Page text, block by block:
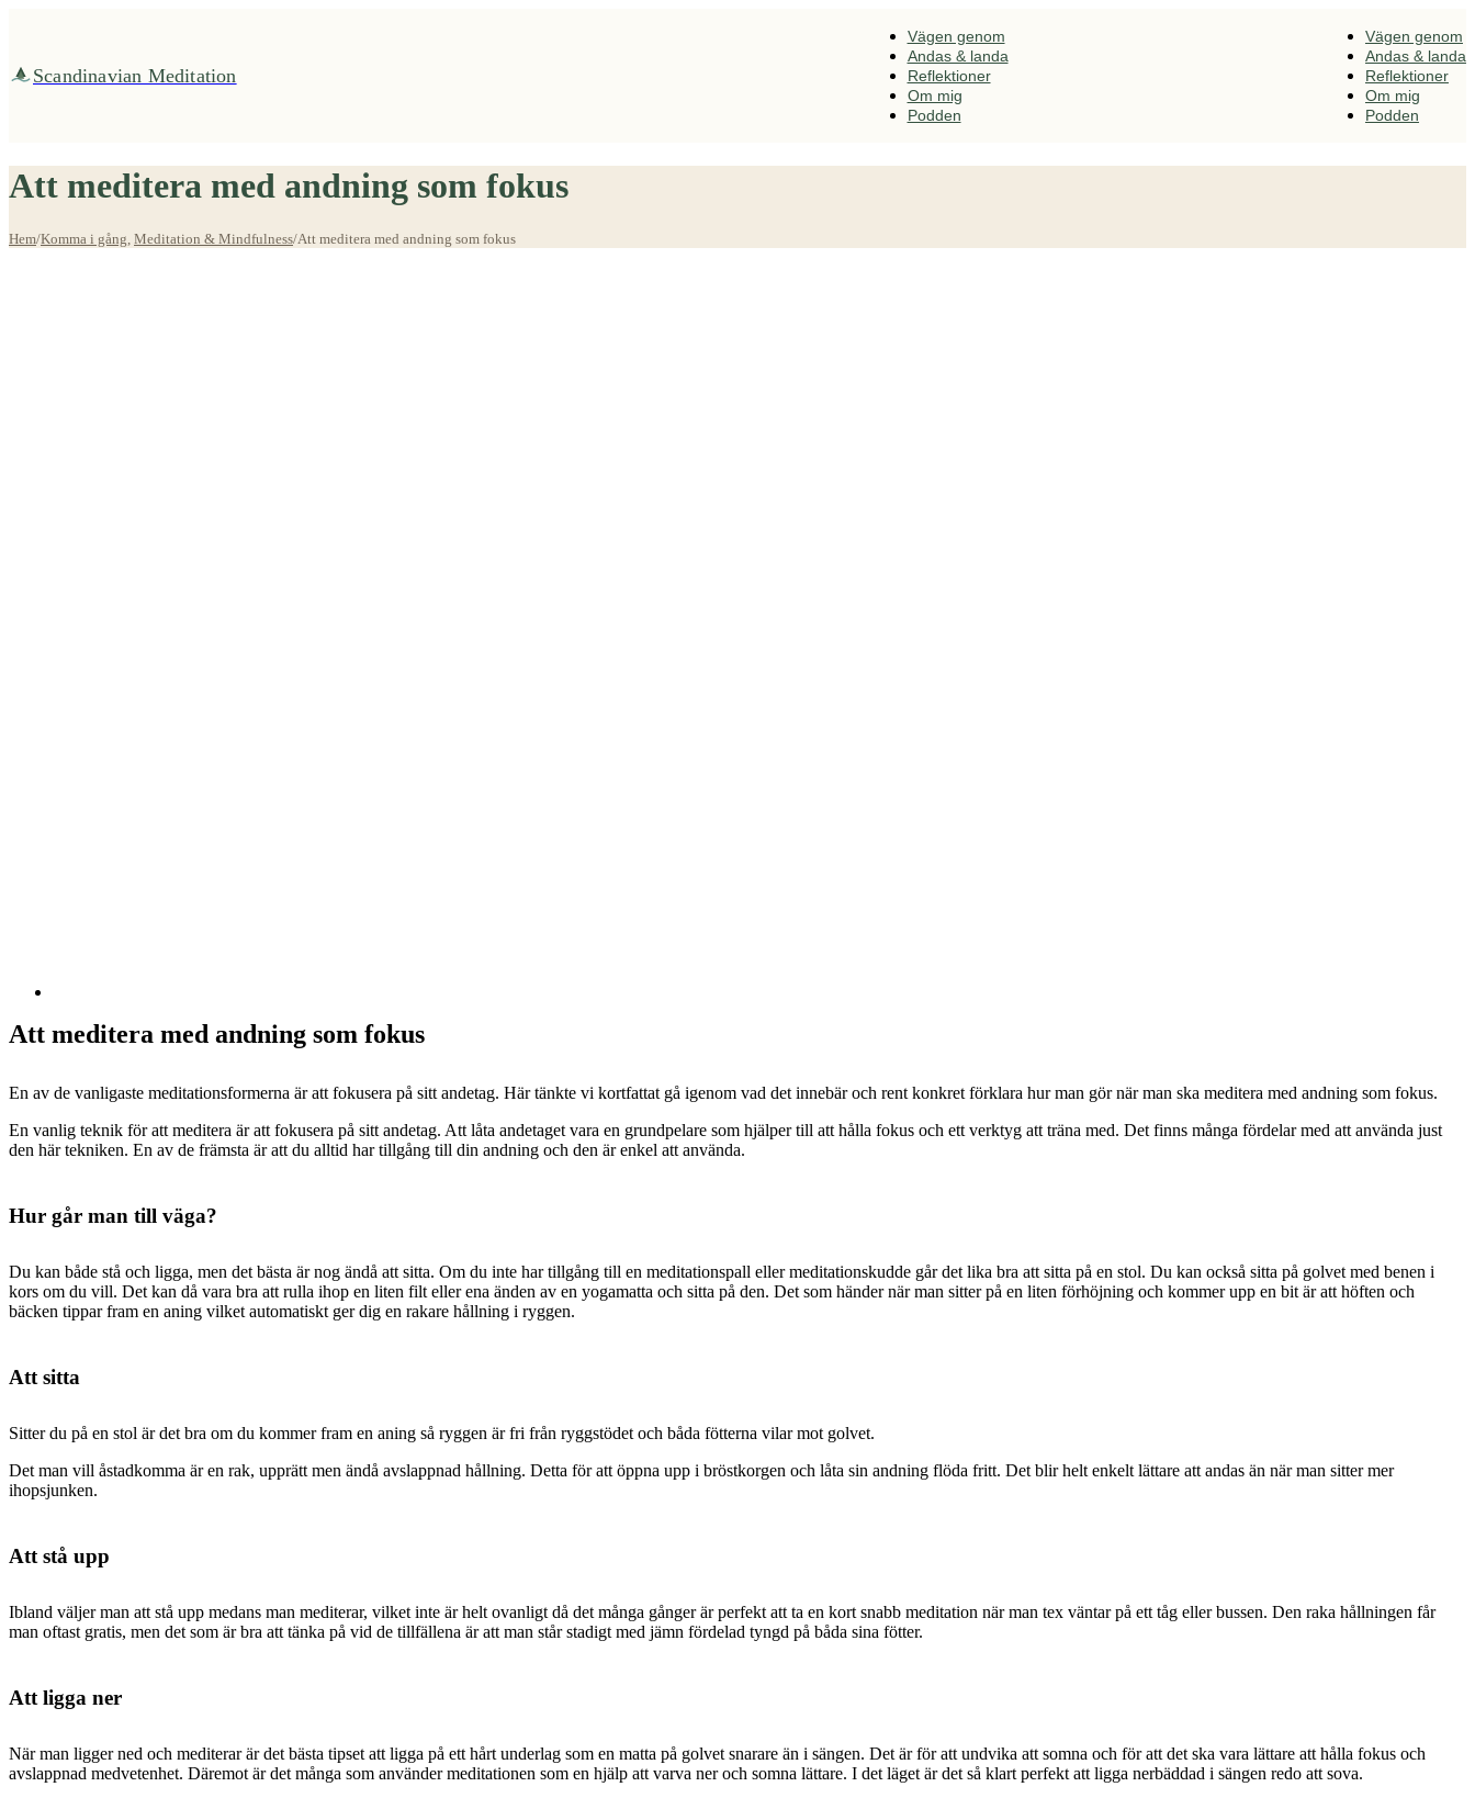
Scandinavian Meditation
Vägen genom
Andas & landa
Reflektioner
Om mig
Podden
Vägen genom
Andas & landa
Reflektioner
Om mig
Podden
Att meditera med andning som fokus
Hem/Komma i gång Meditation & Mindfulness/Att meditera med andning som fokus
Att meditera med andning som fokus
En av de vanligaste meditationsformerna är att fokusera på sitt andetag. Här tänkte vi kortfattat gå igenom vad det innebär och rent konkret förklara hur man gör när man ska meditera med andning som fokus.
En vanlig teknik för att meditera är att fokusera på sitt andetag. Att låta andetaget vara en grundpelare som hjälper till att hålla fokus och ett verktyg att träna med. Det finns många fördelar med att använda just
den här tekniken. En av de främsta är att du alltid har tillgång till din andning och den är enkel att använda.
Hur går man till väga?
Du kan både stå och ligga, men det bästa är nog ändå att sitta. Om du inte har tillgång till en meditationspall eller meditationskudde går det lika bra att sitta på en stol. Du kan också sitta på golvet med benen i
kors om du vill. Det kan då vara bra att rulla ihop en liten filt eller ena änden av en yogamatta och sitta på den. Det som händer när man sitter på en liten förhöjning och kommer upp en bit är att höften och
bäcken tippar fram en aning vilket automatiskt ger dig en rakare hållning i ryggen.
Att sitta
Sitter du på en stol är det bra om du kommer fram en aning så ryggen är fri från ryggstödet och båda fötterna vilar mot golvet.
Det man vill åstadkomma är en rak, upprätt men ändå avslappnad hållning. Detta för att öppna upp i bröstkorgen och låta sin andning flöda fritt. Det blir helt enkelt lättare att andas än när man sitter mer
ihopsjunken.
Att stå upp
Ibland väljer man att stå upp medans man mediterar, vilket inte är helt ovanligt då det många gånger är perfekt att ta en kort snabb meditation när man tex väntar på ett tåg eller bussen. Den raka hållningen får
man oftast gratis, men det som är bra att tänka på vid de tillfällena är att man står stadigt med jämn fördelad tyngd på båda sina fötter.
Att ligga ner
När man ligger ned och mediterar är det bästa tipset att ligga på ett hårt underlag som en matta på golvet snarare än i sängen. Det är för att undvika att somna och för att det ska vara lättare att hålla fokus och
avslappnad medvetenhet. Däremot är det många som använder meditationen som en hjälp att varva ner och somna lättare. I det läget är det så klart perfekt att ligga nerbäddad i sängen redo att sova.